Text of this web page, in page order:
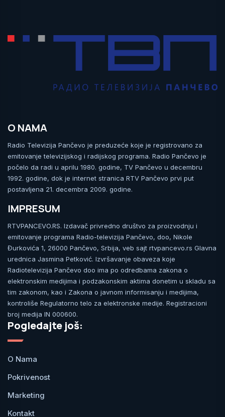
O NAMA
Radio Televizija Pančevo je preduzeće koje je registrovano za
emitovanje televizijskog i radijskog programa. Radio Pančevo je
počelo da radi u aprilu 1980. godine, TV Pančevo u decembru
1992. godine, dok je internet stranica RTV Pančevo prvi put
postavljena 21. decembra 2009. godine.
IMPRESUM
RTVPANCEVO.RS. Izdavač privredno društvo za proizvodnju i
emitovanje programa Radio-televizija Pančevo, doo, Nikole
Đurkovića 1, 26000 Pančevo, Srbija, veb sajt rtvpancevo.rs Glavna
urednica Jasmina Petković. Izvršavanje obaveza koje
Radiotelevizija Pančevo doo ima po odredbama zakona o
elektronskim medijima i podzakonskim aktima donetim u skladu sa
tim zakonom, kao i Zakona o javnom informisanju i medijima,
kontroliše Regulatorno telo za elektronske medije. Registracioni
broj medija IN 000600.
Pogledajte još:
O Nama
Pokrivenost
Marketing
Kontakt